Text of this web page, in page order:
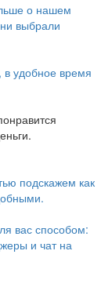
о нашем
выбрали
в удобное время
подскажем как
вас способом:
и чат на